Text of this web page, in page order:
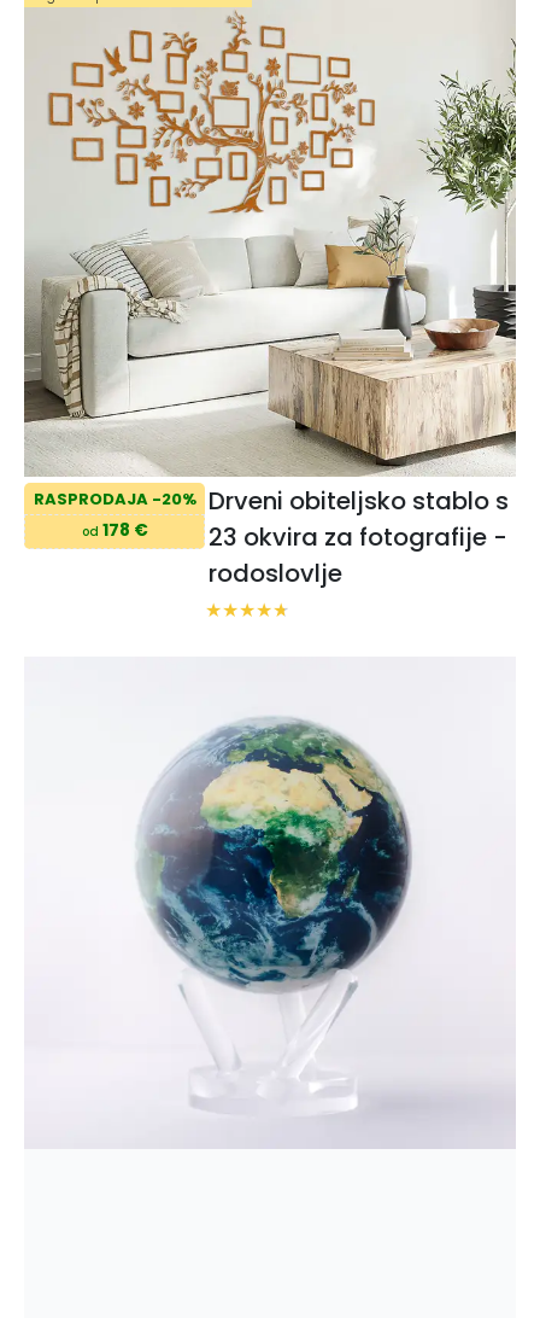
RASPRODAJA -20%
od 178 €
Drveni obiteljsko stablo s
23 okvira za fotografije -
rodoslovlje